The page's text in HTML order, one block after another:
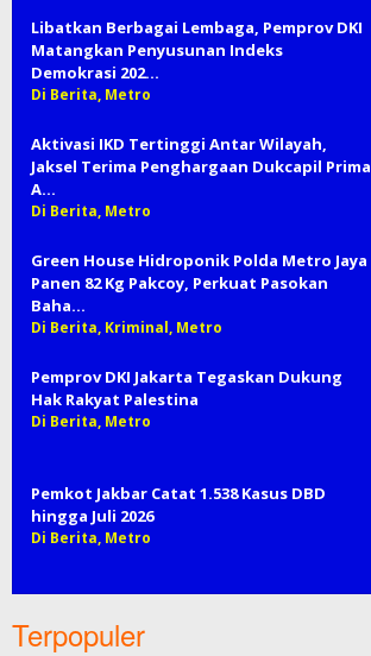
Libatkan Berbagai Lembaga, Pemprov DKI
Matangkan Penyusunan Indeks
Demokrasi 202…
Di Berita, Metro
Aktivasi IKD Tertinggi Antar Wilayah,
Jaksel Terima Penghargaan Dukcapil Prima
A…
Di Berita, Metro
Green House Hidroponik Polda Metro Jaya
Panen 82 Kg Pakcoy, Perkuat Pasokan
Baha…
Di Berita, Kriminal, Metro
Pemprov DKI Jakarta Tegaskan Dukung
Hak Rakyat Palestina
Di Berita, Metro
Pemkot Jakbar Catat 1.538 Kasus DBD
hingga Juli 2026
Di Berita, Metro
Terpopuler